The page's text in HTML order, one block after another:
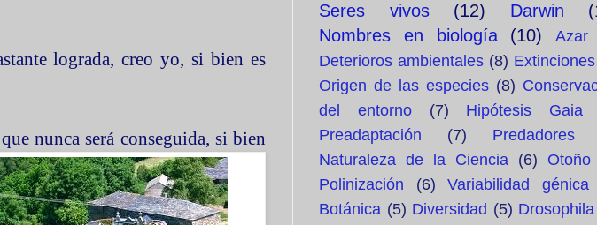
lograda, creo yo, si bien es
que nunca será conseguida, si bien
Seres vivos
(12) Darwin
Nombres en biología
(10)
Azar
Deterioros ambientales (8) Extinciones
Origen de las especies (8)
del entorno
(7)
Hipótesis Gaia
Preadaptación
(7)
Predadores
Naturaleza de la Ciencia (6)
Otoño
Polinización
(6)
Variabilidad génica
Botánica (5) Diversidad (5) Drosophila